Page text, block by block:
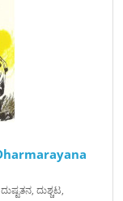
ದುಶ್ಚಟ,